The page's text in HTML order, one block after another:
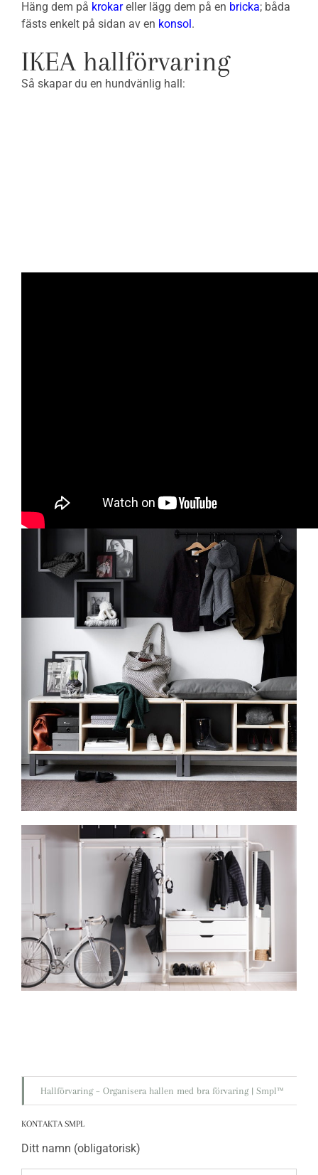
Häng dem på krokareller lägg dem på en bricka; båda
fästs enkelt på sidan av en konsol .
IKEA hallförvaring
Så skapar du en hundvänlig hall:
Hallförvaring – Organisera hallen med bra förvaring | Smpl™
KONTAKTA SMPL
Ditt namn (obligatorisk)